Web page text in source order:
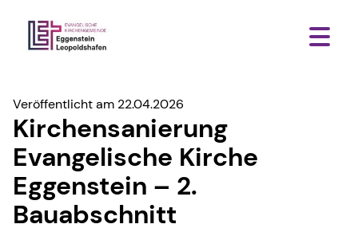
Veröffentlicht am 22.04.2026
Kirchensanierung
Evangelische Kirche
Eggenstein – 2.
Bauabschnitt